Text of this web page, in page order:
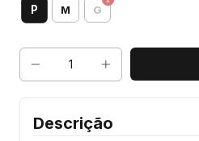
P M G
Descrição